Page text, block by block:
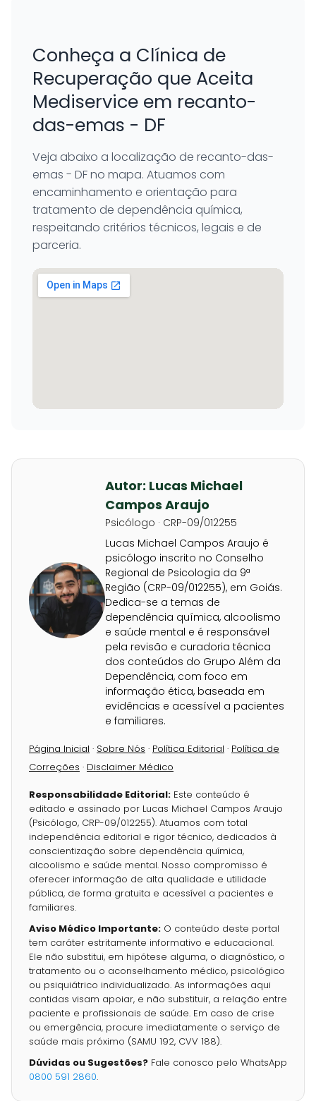
Conheça a Clínica de
Recuperação que Aceita
Mediservice em recanto-
das-emas - DF
Veja abaixo a localização de recanto-das-
emas - DF no mapa. Atuamos com
encaminhamento e orientação para
tratamento de dependência química,
respeitando critérios técnicos, legais e de
parceria.
Autor: Lucas Michael
Campos Araujo
Psicólogo · CRP-09/012255
Lucas Michael Campos Araujo é
psicólogo inscrito no Conselho
Regional de Psicologia da 9ª
Região (CRP-09/012255), em Goiás.
Dedica-se a temas de
dependência química, alcoolismo
e saúde mental e é responsável
pela revisão e curadoria técnica
dos conteúdos do Grupo Além da
Dependência, com foco em
informação ética, baseada em
evidências e acessível a pacientes
e familiares.
Página Inicial · Sobre Nós · Política Editorial · Política de
Correções · Disclaimer Médico
Responsabilidade Editorial: Este conteúdo é
editado e assinado por Lucas Michael Campos Araujo
(Psicólogo, CRP-09/012255). Atuamos com total
independência editorial e rigor técnico, dedicados à
conscientização sobre dependência química,
alcoolismo e saúde mental. Nosso compromisso é
oferecer informação de alta qualidade e utilidade
pública, de forma gratuita e acessível a pacientes e
familiares.
Aviso Médico Importante: O conteúdo deste portal
tem caráter estritamente informativo e educacional.
Ele não substitui, em hipótese alguma, o diagnóstico, o
tratamento ou o aconselhamento médico, psicológico
ou psiquiátrico individualizado. As informações aqui
contidas visam apoiar, e não substituir, a relação entre
paciente e profissionais de saúde. Em caso de crise
ou emergência, procure imediatamente o serviço de
saúde mais próximo (SAMU 192, CVV 188).
Dúvidas ou Sugestões? Fale conosco pelo WhatsApp
0800 591 2860.